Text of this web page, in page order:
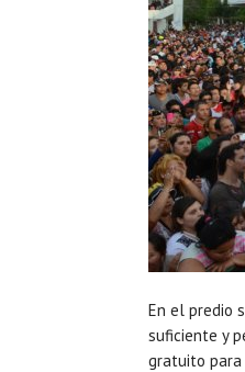
En el predio
suficiente y
gratuito para